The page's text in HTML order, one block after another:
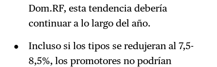
Dom.RF, esta tendencia debería
continuar a lo largo del año.
Incluso si los tipos se redujeran al 7,5-
8,5%, los promotores no podrían